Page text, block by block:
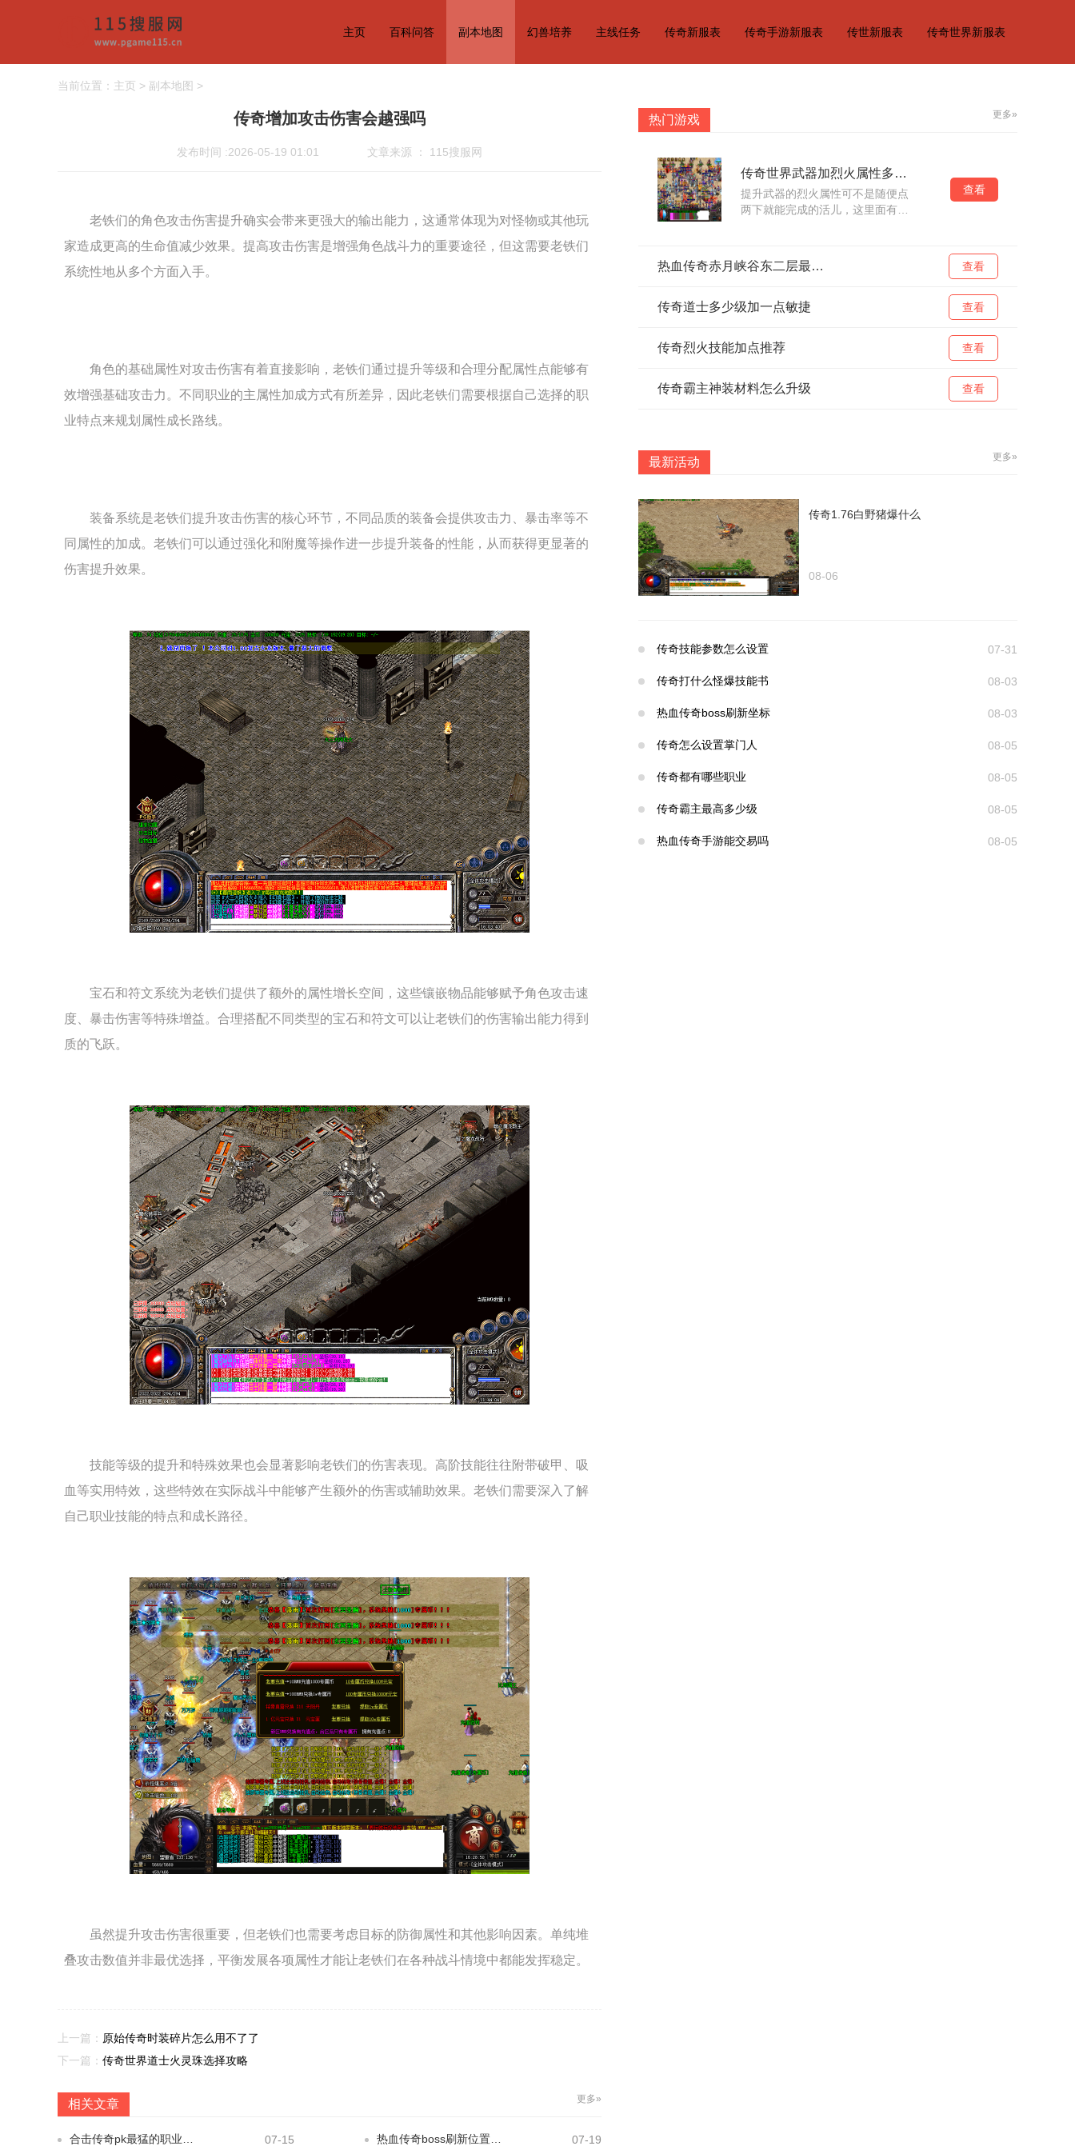
主页 百科问答 副本地图 幻兽培养 主线任务 传奇新服表 传奇手游新服表 传世新服表 传奇世界新服表
当前位置： 主页 > 副本地图 >
传奇增加攻击伤害会越强吗
发布时间 :2026-05-19 01:01 文章来源 ： 115搜服网
老铁们的角色攻击伤害提升确实会带来更强大的输出能力，这通常体现为对怪物或其他玩
家造成更高的生命值减少效果。提高攻击伤害是增强角色战斗力的重要途径，但这需要老铁们
系统性地从多个方面入手。
角色的基础属性对攻击伤害有着直接影响，老铁们通过提升等级和合理分配属性点能够有
效增强基础攻击力。不同职业的主属性加成方式有所差异，因此老铁们需要根据自己选择的职
业特点来规划属性成长路线。
装备系统是老铁们提升攻击伤害的核心环节，不同品质的装备会提供攻击力、暴击率等不
同属性的加成。老铁们可以通过强化和附魔等操作进一步提升装备的性能，从而获得更显著的
伤害提升效果。
宝石和符文系统为老铁们提供了额外的属性增长空间，这些镶嵌物品能够赋予角色攻击速
度、暴击伤害等特殊增益。合理搭配不同类型的宝石和符文可以让老铁们的伤害输出能力得到
质的飞跃。
技能等级的提升和特殊效果也会显著影响老铁们的伤害表现。高阶技能往往附带破甲、吸
血等实用特效，这些特效在实际战斗中能够产生额外的伤害或辅助效果。老铁们需要深入了解
自己职业技能的特点和成长路径。
虽然提升攻击伤害很重要，但老铁们也需要考虑目标的防御属性和其他影响因素。单纯堆
叠攻击数值并非最优选择，平衡发展各项属性才能让老铁们在各种战斗情境中都能发挥稳定。
上一篇： 原始传奇时装碎片怎么用不了了
下一篇： 传奇世界道士火灵珠选择攻略
相关文章 更多»
07-15 07-19
热门游戏 更多»
传奇世界武器加烈火属性多少级
提升武器的烈火属性可不是随便点
两下就能完成的活儿，这里面有着
炼、属性强化和实战应用几个方面
入手。选择带有
查看
热血传奇赤月峡谷东二层最佳路线 查看
传奇道士多少级加一点敏捷 查看
传奇烈火技能加点推荐 查看
传奇霸主神装材料怎么升级 查看
最新活动 更多»
传奇1.76白野猪爆什么
08-06
传奇技能参数怎么设置 07-31
传奇打什么怪爆技能书 08-03
热血传奇boss刷新坐标 08-03
传奇怎么设置掌门人 08-05
传奇都有哪些职业 08-05
传奇霸主最高多少级 08-05
热血传奇手游能交易吗 08-05